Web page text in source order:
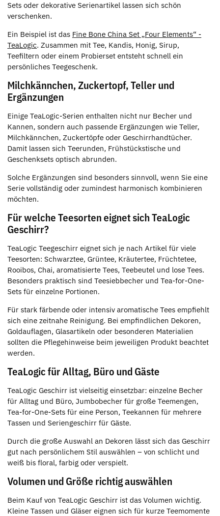
Sets oder dekorative Serienartikel lassen sich schön
verschenken.
Ein Beispiel ist das Fine Bone China Set „Four Elements“ -
TeaLogic. Zusammen mit Tee, Kandis, Honig, Sirup,
Teefiltern oder einem Probierset entsteht schnell ein
persönliches Teegeschenk.
Milchkännchen, Zuckertopf, Teller und
Ergänzungen
Einige TeaLogic-Serien enthalten nicht nur Becher und
Kannen, sondern auch passende Ergänzungen wie Teller,
Milchkännchen, Zuckertöpfe oder Geschirrhandtücher.
Damit lassen sich Teerunden, Frühstückstische und
Geschenksets optisch abrunden.
Solche Ergänzungen sind besonders sinnvoll, wenn Sie eine
Serie vollständig oder zumindest harmonisch kombinieren
möchten.
Für welche Teesorten eignet sich TeaLogic
Geschirr?
TeaLogic Teegeschirr eignet sich je nach Artikel für viele
Teesorten: Schwarztee, Grüntee, Kräutertee, Früchtetee,
Rooibos, Chai, aromatisierte Tees, Teebeutel und lose Tees.
Besonders praktisch sind Teesiebbecher und Tea-for-One-
Sets für einzelne Portionen.
Für stark färbende oder intensiv aromatische Tees empfiehlt
sich eine zeitnahe Reinigung. Bei empfindlichen Dekoren,
Goldauflagen, Glasartikeln oder besonderen Materialien
sollten die Pflegehinweise beim jeweiligen Produkt beachtet
werden.
TeaLogic für Alltag, Büro und Gäste
TeaLogic Geschirr ist vielseitig einsetzbar: einzelne Becher
für Alltag und Büro, Jumbobecher für große Teemengen,
Tea-for-One-Sets für eine Person, Teekannen für mehrere
Tassen und Seriengeschirr für Gäste.
Durch die große Auswahl an Dekoren lässt sich das Geschirr
gut nach persönlichem Stil auswählen – von schlicht und
weiß bis floral, farbig oder verspielt.
Volumen und Größe richtig auswählen
Beim Kauf von TeaLogic Geschirr ist das Volumen wichtig.
Kleine Tassen und Gläser eignen sich für kurze Teemomente